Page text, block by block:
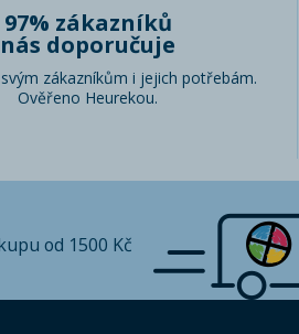
97% zákazníků
nás doporučuje
zákazníkům i jejich potřebám.
Ověřeno Heurekou.
od 1500 Kč